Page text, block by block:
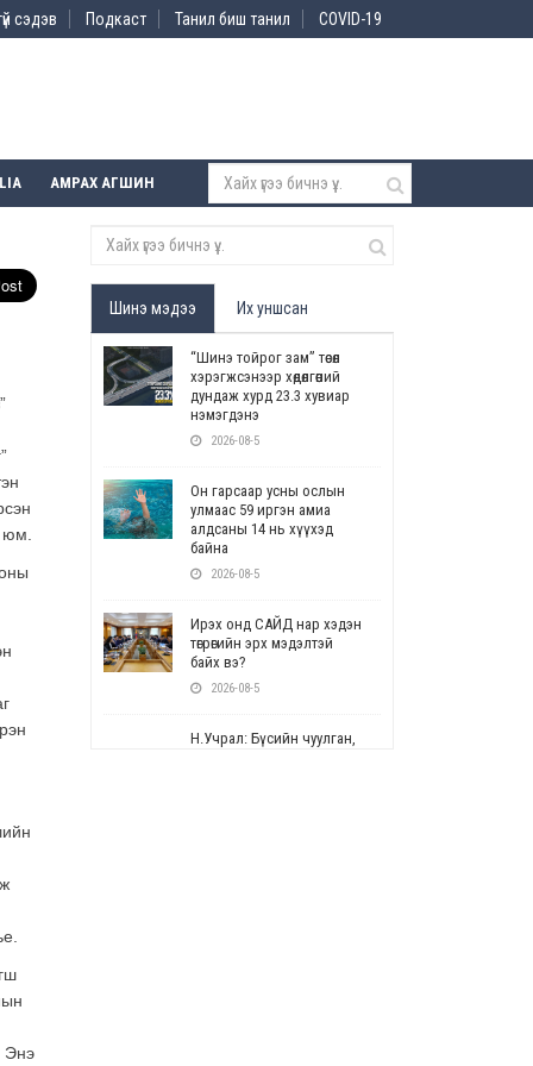
сэдэв Подкаст Танил биш танил COVID-19
АМРАХ АГШИН
юм.
Энэ
Шинэ мэдээ Их уншсан
“Шинэ тойрог зам” төсөл
хэрэгжсэнээр хөдөлгөөний
дундаж хурд 23.3 хувиар
нэмэгдэнэ
2026-08-5
Он гарсаар усны ослын
улмаас 59 иргэн амиа
алдсаны 14 нь хүүхэд
байна
2026-08-5
Ирэх онд САЙД нар хэдэн
төгрөгийн эрх мэдэлтэй
байх вэ?
2026-08-5
Н.Учрал: Бүсийн чуулган,